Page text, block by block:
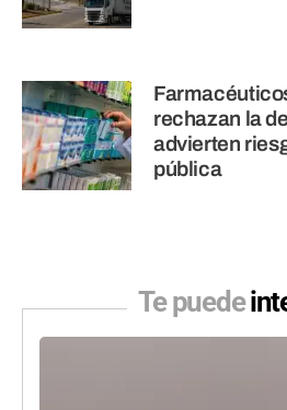
rechazan la
advierten
pública
Te puede